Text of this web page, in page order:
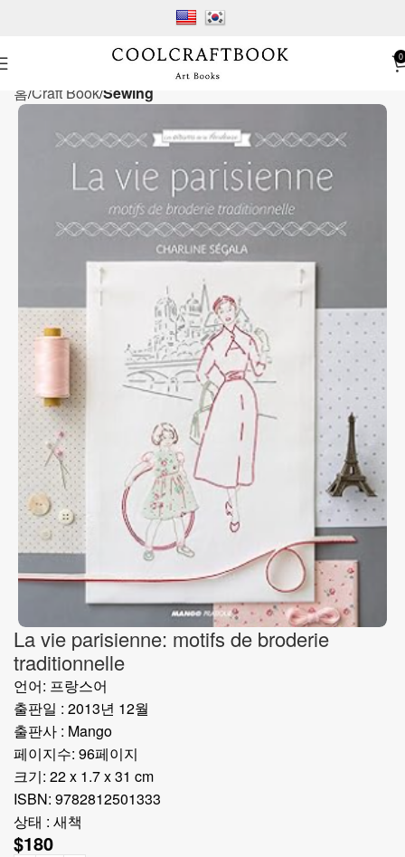
0
홈 Craft BookSewing
La vie parisienne: motifs de broderie
traditionnelle
언어: 프랑스어
출판일 : 2013년 12월
출판사 : Mango
페이지수: 96페이지
크기: 22 x 1.7 x 31 cm
ISBN: 9782812501333
상태 : 새책
$180